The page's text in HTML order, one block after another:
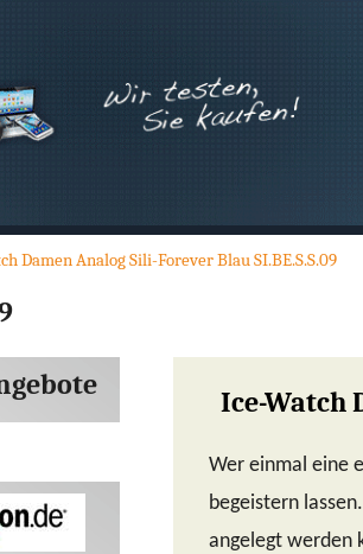
Damen Analog Sili-Forever Blau SI.BE.S.S.09
Ice-Watch
Wer einmal eine
begeistern
angelegt werden